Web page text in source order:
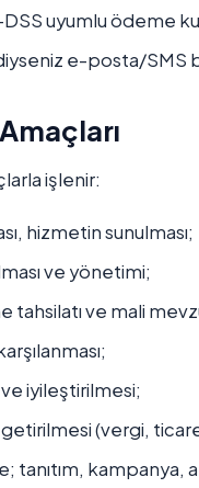
uyumlu ödeme
e-posta/SMS
işlenir:
hizmetin sunulması;
ve yönetimi;
tahsilatı ve mali
iyileştirilmesi;
(vergi,
tanıtım,